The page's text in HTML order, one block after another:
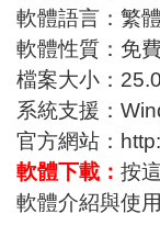
軟體語言：繁
軟體性質：免
檔案大小：
系統支援：
官方網站：
軟體下載： 按
軟體介紹與使